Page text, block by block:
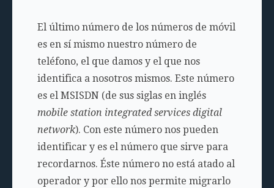
El último número de los números de móvil
es en sí mismo nuestro número de
teléfono, el que damos y el que nos
identifica a nosotros mismos. Este número
es el MSISDN (de sus siglas en inglés
mobile station integrated services digital
network). Con este número nos pueden
identificar y es el número que sirve para
recordarnos. Éste número no está atado al
operador y por ello nos permite migrarlo